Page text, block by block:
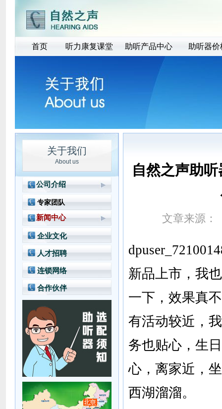
首页 听力康复课堂 助听产品中心 助听器价
关于我们
About us
公司介绍
公司简介
品牌故事
董事介绍
发展历程
助听器选配中心
言语康复学校
专家团队
新闻中心
综合信息
专业培训
服务资讯
企业文化
人才招聘
连锁网络
合作伙伴
自然之声助
文章来源：
新品上市，我
一下，效果真
有活动较近，
务也贴心，生
心，离家近，
西湖溜溜。